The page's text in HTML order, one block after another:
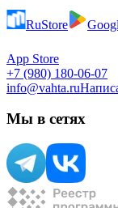
RuStore
App Store
+7 (980) 180-06-07
info@vahta.ru
Мы в сетях